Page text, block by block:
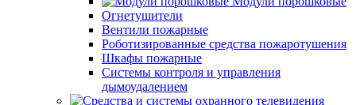
Огнетушители
Вентили пожарные
Роботизированные средства пожаротушения
Шкафы пожарные
Системы контроля и управления
дымоудалением